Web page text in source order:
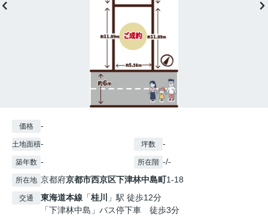
価格 -
土地面積- 坪数 -
築年数 - 所在階 -/-
所在地 京都府京都市西京区下津林中島町1-18
交通 東海道本線 「桂川
」駅 徒歩12分
「下津林中島」バス停下車 徒歩3分